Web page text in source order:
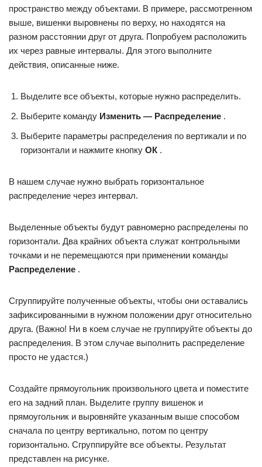
пространство между объектами. В примере, рассмотренном
выше, вишенки выровнены по верху, но находятся на
разном расстоянии друг от друга. Попробуем расположить
их через равные интервалы. Для этого выполните
действия, описанные ниже.
Выделите все объекты, которые нужно распределить.
Выберите команду Изменить — Распределение .
Выберите параметры распределения по вертикали и по
горизонтали и нажмите кнопку ОК .
В нашем случае нужно выбрать горизонтальное
распределение через интервал.
Выделенные объекты будут равномерно распределены по
горизонтали. Два крайних объекта служат контрольными
точками и не перемещаются при применении команды
Распределение .
Сгруппируйте полученные объекты, чтобы они оставались
зафиксированными в нужном положении друг относительно
друга. (Важно! Ни в коем случае не группируйте объекты до
распределения. В этом случае выполнить распределение
просто не удастся.)
Создайте прямоугольник произвольного цвета и поместите
его на задний план. Выделите группу вишенок и
прямоугольник и выровняйте указанным выше способом
сначала по центру вертикально, потом по центру
горизонтально. Сгруппируйте все объекты. Результат
представлен на рисунке.